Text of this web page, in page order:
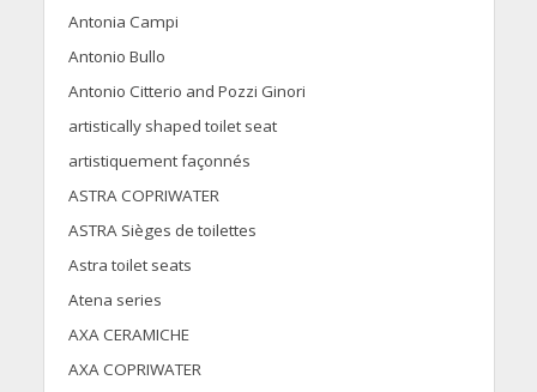
Antonia Campi
Antonio Bullo
Antonio Citterio and Pozzi Ginori
artistically shaped toilet seat
artistiquement façonnés
ASTRA COPRIWATER
ASTRA Sièges de toilettes
Astra toilet seats
Atena series
AXA CERAMICHE
AXA COPRIWATER